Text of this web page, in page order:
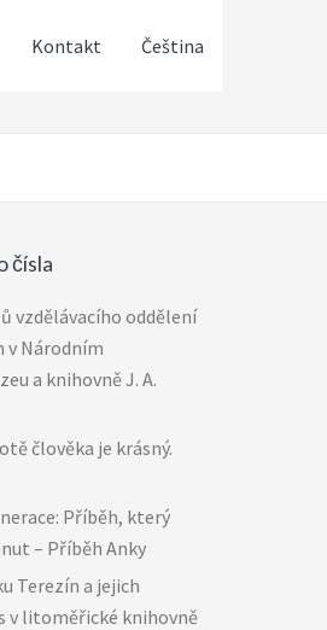
Kontakt Čeština
čísla
vzdělávacího oddělení
v Národním
a knihovně J. A.
člověka je krásný.
Příběh, který
– Příběh Anky
Terezín a jejich
v litoměřické knihovně